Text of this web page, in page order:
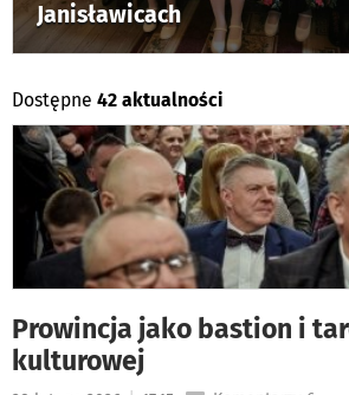
Janisławicach
Dostępne 42 aktualności
Prowincja jako bastion i
kulturowej